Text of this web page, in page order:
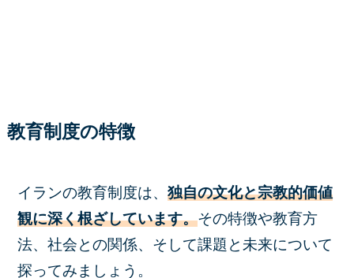
教育制度の特徴
イランの教育制度は、独自の文化と宗教的価値
観に深く根ざしています。その特徴や教育方
法、社会との関係、そして課題と未来について
探ってみましょう。